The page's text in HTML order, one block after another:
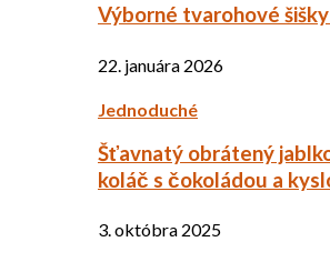
Výborné tvarohové
22. januára 2026
Jednoduché
Šťavnatý obrátený
koláč s čokoládou a
3. októbra 2025